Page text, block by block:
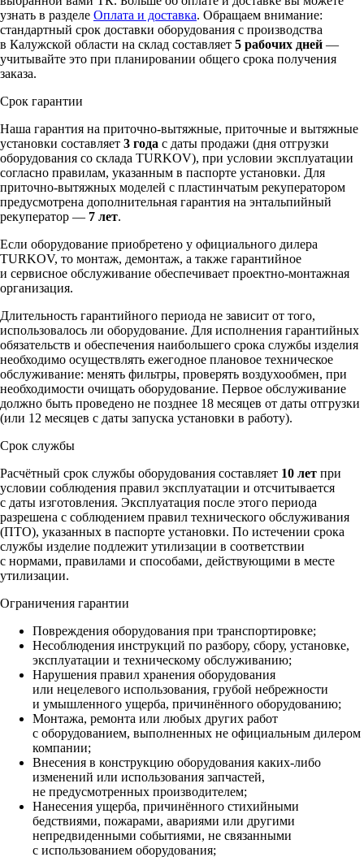
узнать в разделе Оплата и доставка. Обращаем внимание:
стандартный срок доставки оборудования с производства
в Калужской области на склад составляет 5 рабочих дней —
учитывайте это при планировании общего срока получения
заказа.
Срок гарантии
Наша гарантия на приточно-вытяжные, приточные и вытяжные
установки составляет 3 года с даты продажи (дня отгрузки
оборудования со склада TURKOV), при условии эксплуатации
согласно правилам, указанным в паспорте установки. Для
приточно-вытяжных моделей с пластинчатым рекуператором
предусмотрена дополнительная гарантия на энтальпийный
рекуператор — 7 лет.
Если оборудование приобретено у официального дилера
TURKOV, то монтаж, демонтаж, а также гарантийное
и сервисное обслуживание обеспечивает проектно-монтажная
организация.
Длительность гарантийного периода не зависит от того,
использовалось ли оборудование. Для исполнения гарантийных
обязательств и обеспечения наибольшего срока службы изделия
необходимо осуществлять ежегодное плановое техническое
обслуживание: менять фильтры, проверять воздухообмен, при
необходимости очищать оборудование. Первое обслуживание
должно быть проведено не позднее 18 месяцев от даты отгрузки
(или 12 месяцев с даты запуска установки в работу).
Срок службы
Расчётный срок службы оборудования составляет 10 лет при
условии соблюдения правил эксплуатации и отсчитывается
с даты изготовления. Эксплуатация после этого периода
разрешена с соблюдением правил технического обслуживания
(ПТО), указанных в паспорте установки. По истечении срока
службы изделие подлежит утилизации в соответствии
с нормами, правилами и способами, действующими в месте
утилизации.
Ограничения гарантии
Повреждения оборудования при транспортировке;
Несоблюдения инструкций по разбору, сбору, установке,
эксплуатации и техническому обслуживанию;
Нарушения правил хранения оборудования
или нецелевого использования, грубой небрежности
и умышленного ущерба, причинённого оборудованию;
Монтажа, ремонта или любых других работ
с оборудованием, выполненных не официальным дилером
компании;
Внесения в конструкцию оборудования каких‑либо
изменений или использования запчастей,
не предусмотренных производителем;
Нанесения ущерба, причинённого стихийными
бедствиями, пожарами, авариями или другими
непредвиденными событиями, не связанными
с использованием оборудования;